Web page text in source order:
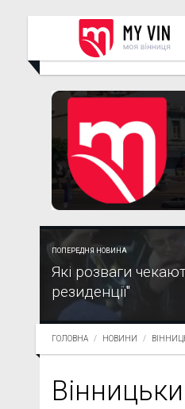
ПОПЕРЕДНЯ НОВИНА
Які розваги
резиденції"
ГОЛОВНА НОВИНИ